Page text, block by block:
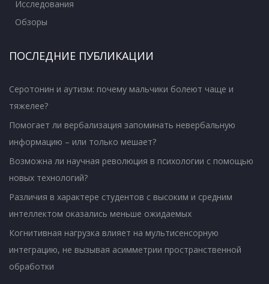
Исследования
Обзоры
ПОСЛЕДНИЕ ПУБЛИКАЦИИ
Серотонин и аутизм: почему мальчики болеют чаще и
тяжелее?
Помогает ли вербализация запоминать невербальную
информацию – или только мешает?
Возможна ли научная революция в психологии с помощью
новых технологий?
Различия в характере студентов с высоким и средним
интеллектом оказались меньше ожидаемых
Когнитивная нагрузка влияет на мультисенсорную
интеграцию, не вызывая асимметрии пространственной
обработки